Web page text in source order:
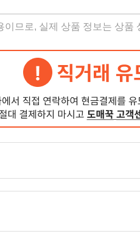
므로, 실제 상품 정보는 상품